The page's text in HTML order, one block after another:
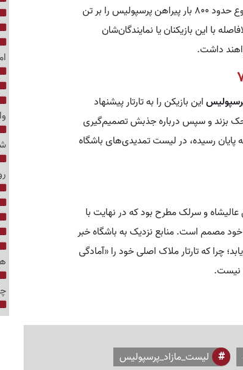
نکته قابل‌تأمل این تصمیم، جدایی همزمان بازیکنانی است که در مجموع حدود ۸۰۰ بار پیراهن پرسپولیس را بر تن
با این بازیکنان یا نمایندگان‌شان
داشت.
این بازیکن را به تارتار پیشنهاد
محک بزند و سپس درباره جذبش تصمیم‌گیری
که قراردادش به پایان رسیده، در لیست تمدیدی‌های باشگاه
و سرلک مطرح بود که در نهایت با
خود مصمم است. منابع نزدیک به باشگاه خبر
که تارتار ملاک اصلی خود را «آمادگی
نیست.
لیست_مازاد_پرسپولیس